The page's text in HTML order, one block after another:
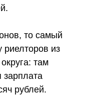
то самый
риелторов из
там
зарплата
рублей.